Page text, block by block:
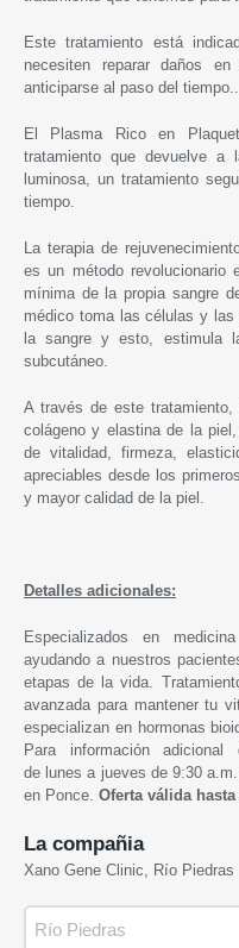
Este tratamiento está
necesiten reparar daños
anticiparse al paso del tiempo...
El Plasma Rico en
tratamiento que devuelve
luminosa, un tratamiento
tiempo.
La terapia de
es un método revolucionario
mínima de la propia sangre
médico toma las células y
la sangre y esto, estimula
subcutáneo.
A través de este
colágeno y elastina de la
de vitalidad, firmeza,
apreciables desde los
y mayor calidad de la piel.
Detalles adicionales:
Especializados en
ayudando a nuestros
etapas de la vida.
avanzada para mantener tu
especializan en hormonas
Para información adicional
de lunes a jueves de 9:30
en Ponce. Oferta válida hasta
La compañia
Xano Gene Clinic, Río Piedras